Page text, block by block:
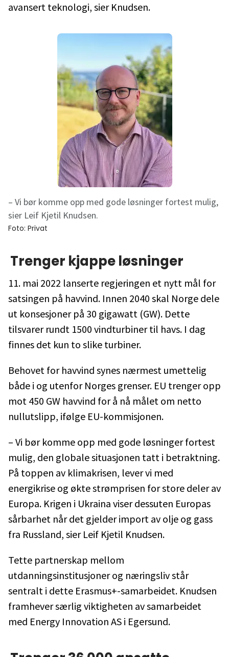
avansert teknologi, sier Knudsen.
– Vi bør komme opp med gode løsninger fortest mulig,
sier Leif Kjetil Knudsen.
Foto: Privat
Trenger kjappe løsninger
11. mai 2022 lanserte regjeringen et nytt mål for
satsingen på havvind. Innen 2040 skal Norge dele
ut konsesjoner på 30 gigawatt (GW). Dette
tilsvarer rundt 1500 vindturbiner til havs. I dag
finnes det kun to slike turbiner.
Behovet for havvind synes nærmest umettelig
både i og utenfor Norges grenser. EU trenger opp
mot 450 GW havvind for å nå målet om netto
nullutslipp, ifølge EU-kommisjonen.
– Vi bør komme opp med gode løsninger fortest
mulig, den globale situasjonen tatt i betraktning.
På toppen av klimakrisen, lever vi med
energikrise og økte strømprisen for store deler av
Europa. Krigen i Ukraina viser dessuten Europas
sårbarhet når det gjelder import av olje og gass
fra Russland, sier Leif Kjetil Knudsen.
Tette partnerskap mellom
utdanningsinstitusjoner og næringsliv står
sentralt i dette Erasmus+-samarbeidet. Knudsen
framhever særlig viktigheten av samarbeidet
med Energy Innovation AS i Egersund.